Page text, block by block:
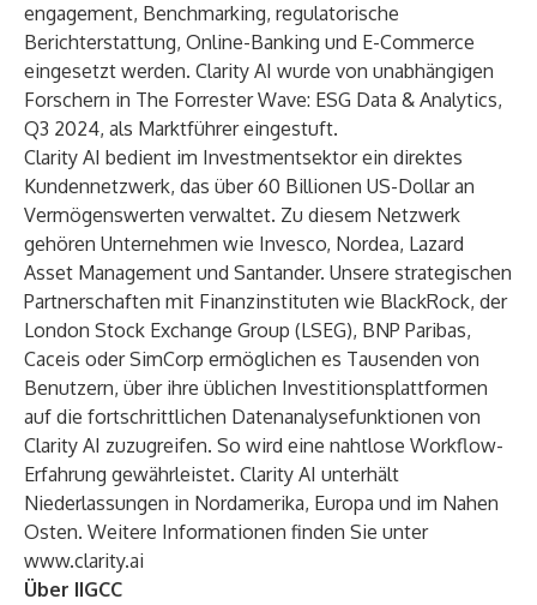
engagement, Benchmarking, regulatorische
Berichterstattung, Online-Banking und E-Commerce
eingesetzt werden. Clarity AI wurde von unabhängigen
Forschern in The Forrester Wave: ESG Data & Analytics,
Q3 2024, als Marktführer eingestuft.
Clarity AI bedient im Investmentsektor ein direktes
Kundennetzwerk, das über 60 Billionen US-Dollar an
Vermögenswerten verwaltet. Zu diesem Netzwerk
gehören Unternehmen wie Invesco, Nordea, Lazard
Asset Management und Santander. Unsere strategischen
Partnerschaften mit Finanzinstituten wie BlackRock, der
London Stock Exchange Group (LSEG), BNP Paribas,
Caceis oder SimCorp ermöglichen es Tausenden von
Benutzern, über ihre üblichen Investitionsplattformen
auf die fortschrittlichen Datenanalysefunktionen von
Clarity AI zuzugreifen. So wird eine nahtlose Workflow-
Erfahrung gewährleistet. Clarity AI unterhält
Niederlassungen in Nordamerika, Europa und im Nahen
Osten. Weitere Informationen finden Sie unter
www.clarity.ai
Über IIGCC